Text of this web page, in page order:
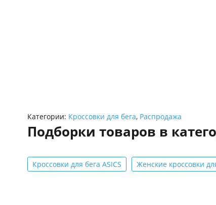
Категории: Кроссовки для бега, Распродажа
Подборки товаров в
Кроссовки для бега ASICS Женские кроссовки